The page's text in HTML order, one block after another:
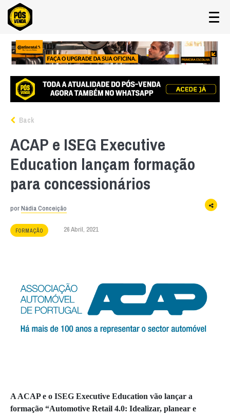
Back
ACAP e ISEG Executive
Education lançam formação
para concessionários
porNádia Conceição
FORMAÇÃO 26 Abril, 2021
A ACAP e o ISEG Executive Education vão lançar a
formação “Automotive Retail 4.0: Idealizar, planear e